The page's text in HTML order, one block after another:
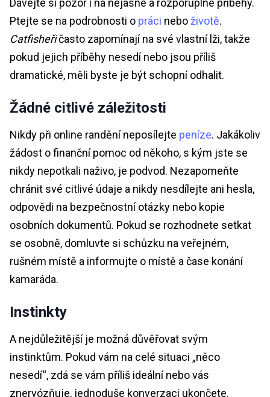
Dávejte si pozor i na nejasné a rozporuplné příběhy.
Ptejte se na podrobnosti o práci nebo životě.
Catfisheřičasto zapomínají na své vlastní lži, takže
pokud jejich příběhy nesedí nebo jsou příliš
dramatické, měli byste je být schopní odhalit.
Žádné citlivé záležitosti
Nikdy při online randění neposílejte peníze. Jakákoliv
žádost o finanční pomoc od někoho, s kým jste se
nikdy nepotkali naživo, je podvod. Nezapomeňte
chránit své citlivé údaje a nikdy nesdílejte ani hesla,
odpovědi na bezpečnostní otázky nebo kopie
osobních dokumentů. Pokud se rozhodnete setkat
se osobně, domluvte si schůzku na veřejném,
rušném místě a informujte o místě a čase konání
kamaráda.
Instinkty
A nejdůležitější je možná důvěřovat svým
instinktům. Pokud vám na celé situaci „něco
nesedí“, zdá se vám příliš ideální nebo vás
znervózňuje, jednoduše konverzaci ukončete.